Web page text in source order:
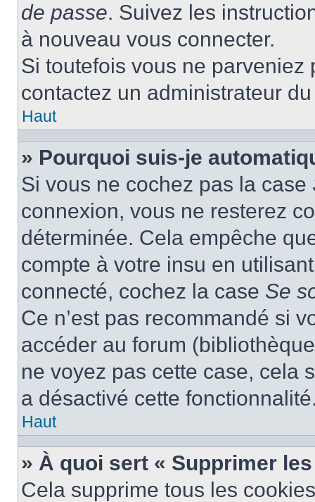
de passe. Suivez les
à nouveau vous connecter.
Si toutefois vous ne
contactez un administrateur
Haut
» Pourquoi suis-je
Si vous ne cochez pas la case
connexion, vous ne resterez
déterminée. Cela empêche
compte à votre insu en
connecté, cochez la case Se
Ce n’est pas recommandé si
accéder au forum
ne voyez pas cette case, cela
a désactivé cette
Haut
» À quoi sert « Supprimer
Cela supprime tous les